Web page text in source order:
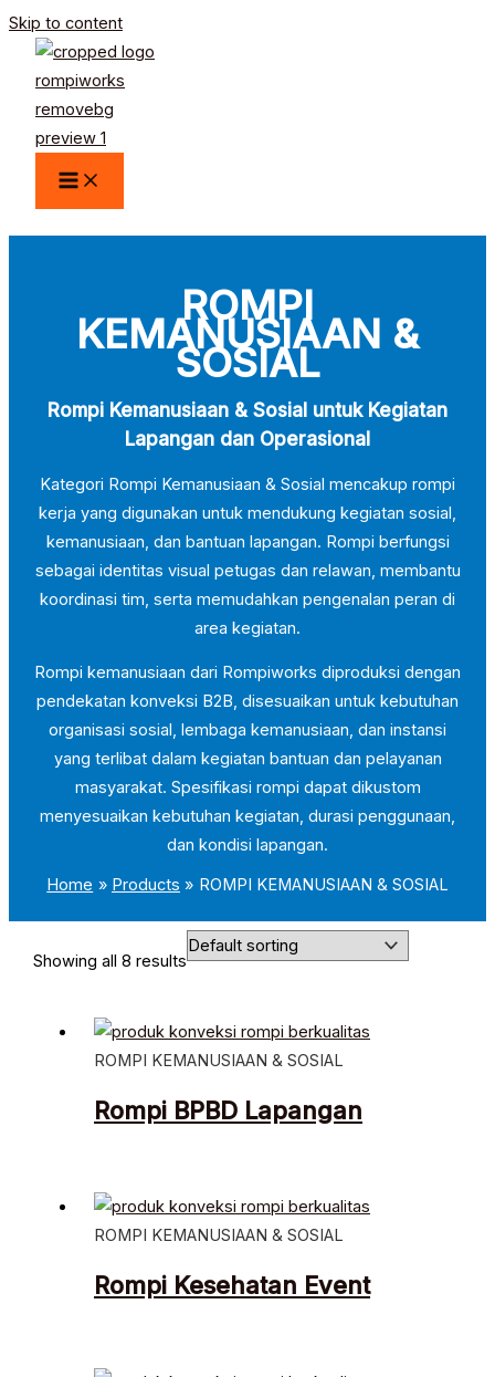
Skip to content
ROMPI
KEMANUSIAAN &
SOSIAL
Rompi Kemanusiaan & Sosial untuk Kegiatan
Lapangan dan Operasional
Kategori Rompi Kemanusiaan & Sosial mencakup rompi
kerja yang digunakan untuk mendukung kegiatan sosial,
kemanusiaan, dan bantuan lapangan. Rompi berfungsi
sebagai identitas visual petugas dan relawan, membantu
koordinasi tim, serta memudahkan pengenalan peran di
area kegiatan.
Rompi kemanusiaan dari Rompiworks diproduksi dengan
pendekatan konveksi B2B, disesuaikan untuk kebutuhan
organisasi sosial, lembaga kemanusiaan, dan instansi
yang terlibat dalam kegiatan bantuan dan pelayanan
masyarakat. Spesifikasi rompi dapat dikustom
menyesuaikan kebutuhan kegiatan, durasi penggunaan,
dan kondisi lapangan.
Home
Products ROMPI KEMANUSIAAN & SOSIAL
Showing all 8 results
ROMPI KEMANUSIAAN & SOSIAL
Rompi BPBD Lapangan
ROMPI KEMANUSIAAN & SOSIAL
Rompi Kesehatan Event